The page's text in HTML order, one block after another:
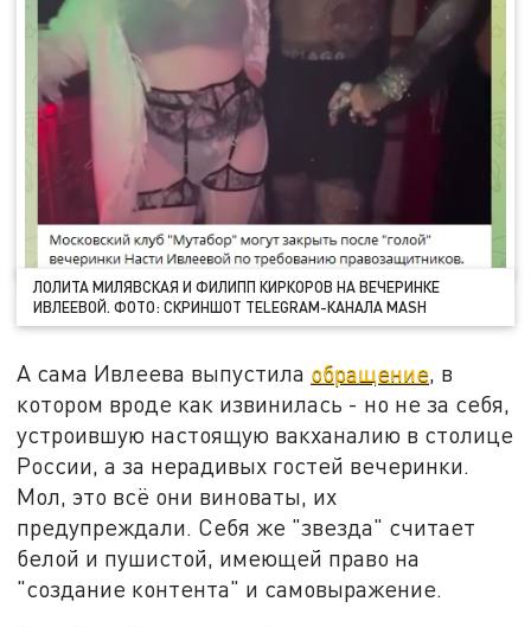
ЛОЛИТА МИЛЯВСКАЯ И ФИЛИПП КИРКОРОВ НА ВЕЧЕРИНКЕ
ИВЛЕЕВОЙ. ФОТО: СКРИНШОТ TELEGRAM-КАНАЛА MASH
А сама Ивлеева выпустила обращение, в
котором вроде как извинилась - но не за себя,
устроившую настоящую вакханалию в столице
России, а за нерадивых гостей вечеринки.
Мол, это всё они виноваты, их
предупреждали. Себя же "звезда" считает
белой и пушистой, имеющей право на
"создание контента" и самовыражение.